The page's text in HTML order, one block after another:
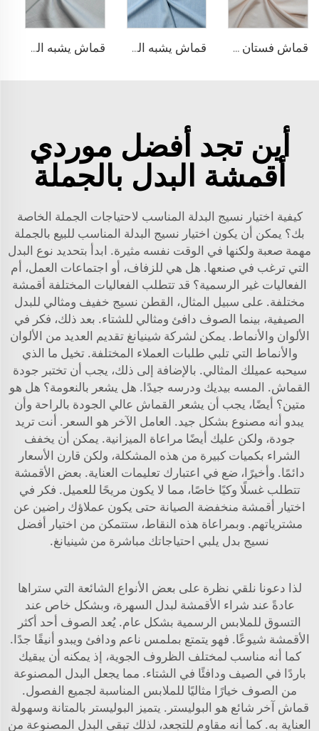
قماش فستان من الليوسيل 100% يشبه الكتان قماش يشبه الدنيم من مادة TR قماش يشبه الدنيم المطاطي من مادة TR
أين تجد أفضل موردي
أقمشة البدل بالجملة
كيفية اختيار نسيج البدلة المناسب لاحتياجات الجملة الخاصة
بك؟ يمكن أن يكون اختيار نسيج البدلة المناسب للبيع بالجملة
مهمة صعبة ولكنها في الوقت نفسه مثيرة. ابدأ بتحديد نوع البدل
التي ترغب في صنعها. هل هي للزفاف، أو اجتماعات العمل، أم
الفعاليات غير الرسمية؟ قد تتطلب الفعاليات المختلفة أقمشة
مختلفة. على سبيل المثال، القطن نسيج خفيف ومثالي للبدل
الصيفية، بينما الصوف دافئ ومثالي للشتاء. بعد ذلك، فكر في
الألوان والأنماط. يمكن لشركة شينيانغ تقديم العديد من الألوان
والأنماط التي تلبي طلبات العملاء المختلفة. تخيل ما الذي
سيحبه عميلك المثالي. بالإضافة إلى ذلك، يجب أن تختبر جودة
القماش. المسه بيديك ودرسه جيدًا. هل يشعر بالنعومة؟ هل هو
متين؟ أيضًا، يجب أن يشعر القماش عالي الجودة بالراحة وأن
يبدو أنه مصنوع بشكل جيد. العامل الآخر هو السعر. أنت تريد
جودة، ولكن عليك أيضًا مراعاة الميزانية. يمكن أن يخفف
الشراء بكميات كبيرة من هذه المشكلة، ولكن قارن الأسعار
دائمًا. وأخيرًا، ضع في اعتبارك تعليمات العناية. بعض الأقمشة
تتطلب غسلًا وكيًا خاصًا، مما لا يكون مريحًا للعميل. فكر في
اختيار أقمشة منخفضة الصيانة حتى يكون عملاؤك راضين عن
مشترياتهم. وبمراعاة هذه النقاط، ستتمكن من اختيار أفضل
نسيج بدل يلبي احتياجاتك مباشرة من شينيانغ.
لذا دعونا نلقي نظرة على بعض الأنواع الشائعة التي ستراها
عادةً عند شراء الأقمشة لبدل السهرة، وبشكل خاص عند
التسوق للملابس الرسمية بشكل عام. يُعد الصوف أحد أكثر
الأقمشة شيوعًا. فهو يتمتع بملمس ناعم ودافئ ويبدو أنيقًا جدًا.
كما أنه مناسب لمختلف الظروف الجوية، إذ يمكنه أن يبقيك
باردًا في الصيف ودافئًا في الشتاء. مما يجعل البدل المصنوعة
من الصوف خيارًا مثاليًا للملابس المناسبة لجميع الفصول.
قماش آخر شائع هو البوليستر. يتميز البوليستر بالمتانة وسهولة
العناية به. كما أنه مقاوم للتجعد، لذلك تبقى البدل المصنوعة من